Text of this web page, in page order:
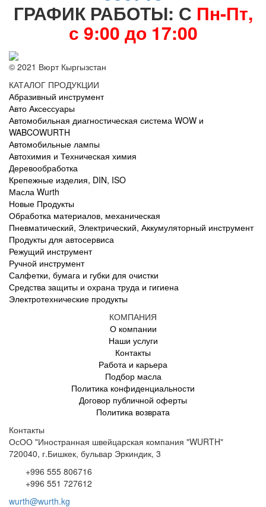
ГРАФИК РАБОТЫ: С Пн-Пт,
с 9:00 до 17:00
© 2021 Вюрт Кыргызстан
КАТАЛОГ ПРОДУКЦИИ
Абразивный инструмент
Авто Аксессуары
Автомобильная диагностическая система WOW и
WABCOWURTH
Автомобильные лампы
Автохимия и Техническая химия
Деревообработка
Крепежные изделия, DIN, ISO
Масла Wurth
Новые Продукты
Обработка материалов, механическая
Пневматический, Электрический, Аккумуляторный инструмент
Продукты для автосервиса
Режущий инструмент
Ручной инструмент
Салфетки, бумага и губки для очистки
Средства защиты и охрана труда и гигиена
Электротехнические продукты
КОМПАНИЯ
О компании
Наши услуги
Контакты
Работа и карьера
Подбор масла
Политика конфиденциальности
Договор публичной оферты
Политика возврата
Контакты
ОсОО "Иностранная швейцарская компания "WURTH"
720040, г.Бишкек, бульвар Эркиндик, 3
+996 555 806716
+996 551 727612
wurth@wurth.kg